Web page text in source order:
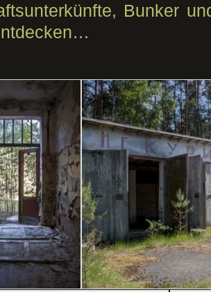
Bunker